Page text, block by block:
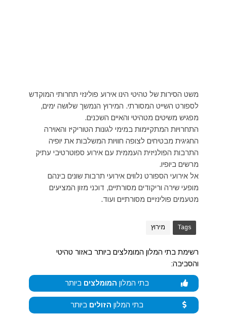
משט הסירות של טהיטי הינו אירוע פולינזי תחרותי המוקדש
לספורט השייט המסורתי. המירוץ הנמשך שלושה ימים,
מפגיש משיטים מטהיטי והאיים השכנים.
התחרויות המתקיימות במימי לגונות הטוריקיז והאוירה
החגיגית מבטיחים לצופה חוויות המשלבות את יופיה
התרבות הפולניזית העממית עם אירוע ספוטרטיבי עתיק
מרשים ביופיו.
אל אירועי הספורט נלווים אירועי תרבות שונים בינהם
מופעי שירה וריקודים מסורתיים, דוכני מזון המציעים
מטעמים פולינזיים מסורתיים ועוד.
Tags מירוץ
רשימת בתי המלון המומלצים ביותר באזור טהיטי
והסביבה:
בתי המלון המומלצים ביותר
בתי המלון הזולים ביותר